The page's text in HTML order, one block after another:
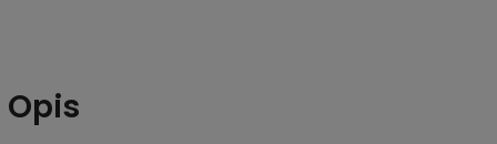
Opis